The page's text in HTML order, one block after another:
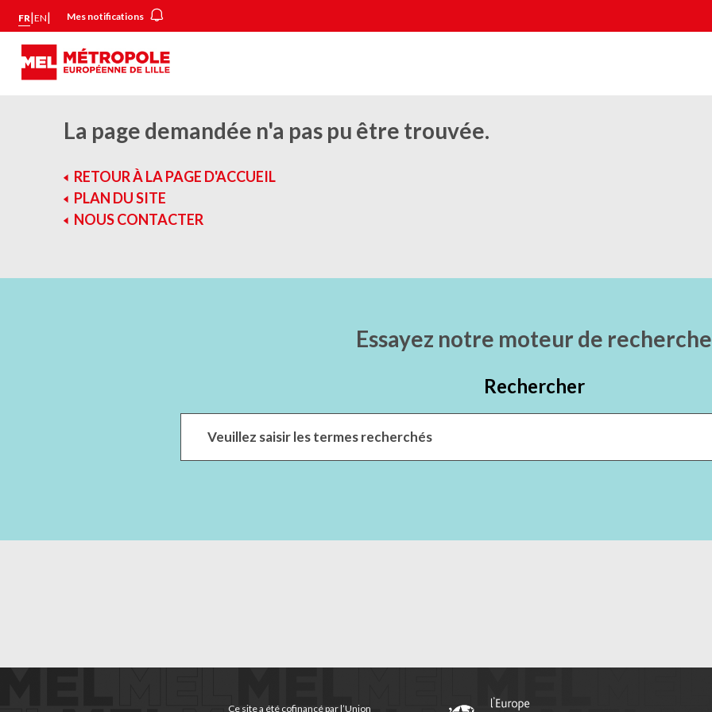
principal
FR|EN| Mes notifications
La page demandée n'a pas pu être trouvée.
RETOUR À LA PAGE D'ACCUEIL
PLAN DU SITE
NOUS CONTACTER
Essayez notre moteur de recherche
Rechercher
Ce site a été cofinancé par l’Union
Panneau de gestion des cookies